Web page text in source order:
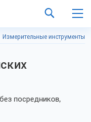
Измерительные инструменты
посредников,